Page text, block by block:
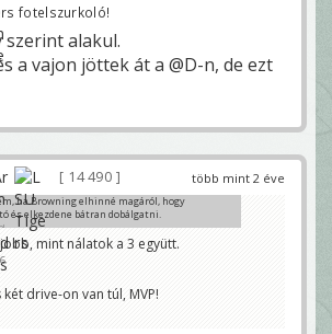
fotelszurkoló!
alakul.
a vajon jöttek át a @D-n, de ezt
több mint 2 éve
14 490
ha Browning elhinné magáról, hogy
és elkezdene bátran dobálgatni.
mint nálatok a 3 együtt.
drive-on van túl, MVP!